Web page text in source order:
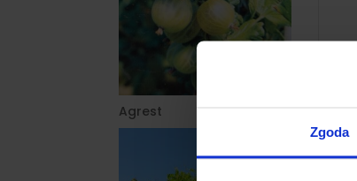
Zgoda
Agrest